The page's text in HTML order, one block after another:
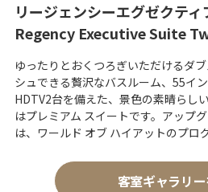
リージェンシーエグゼクテ
Regency Executive Suite
ゆったりとおくつろぎいただけるダ
シュできる贅沢なバスルーム、55イ
HDTV2台を備えた、景色の素晴らし
はプレミアム スイートです。アップ
は、ワールド オブ ハイアットのプロ
客室ギャラリ